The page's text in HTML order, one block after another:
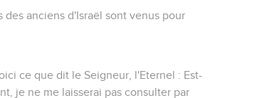
anciens d'Israël sont venus pour
ce que dit le Seigneur, l'Eternel : Est-
je ne me laisserai pas consulter par